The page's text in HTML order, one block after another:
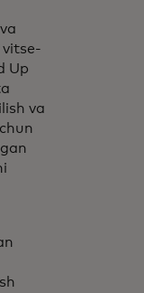
vitse-
Up
va